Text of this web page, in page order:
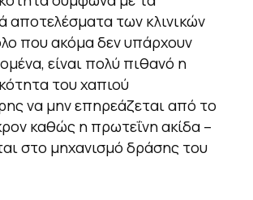
αποτελέσματα των κλινικών
που ακόμα δεν υπάρχουν
είναι πολύ πιθανό η
του χαπιού
να μην επηρεάζεται από το
καθώς η πρωτεΐνη ακίδα –
στο μηχανισμό δράσης του